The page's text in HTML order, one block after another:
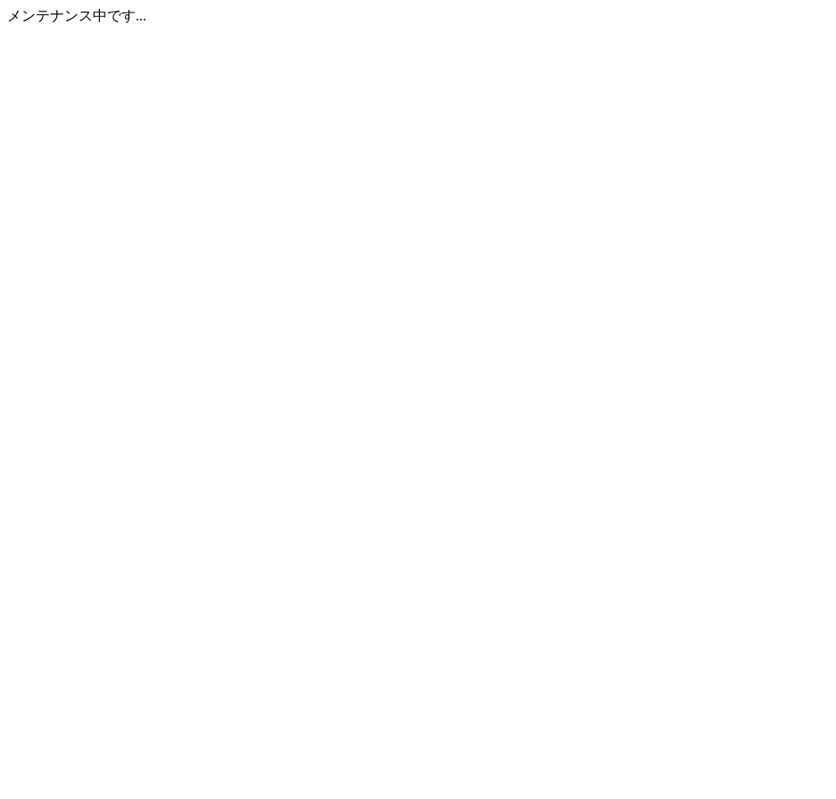
メンテナンス中です...